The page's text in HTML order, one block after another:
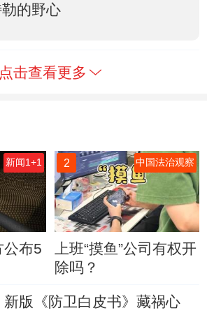
勒的野心
点击查看更多
新闻1+1
公布5
2 中国法治观察
上班“摸鱼”公司有权开
除吗？
新版《防卫白皮书》藏祸心